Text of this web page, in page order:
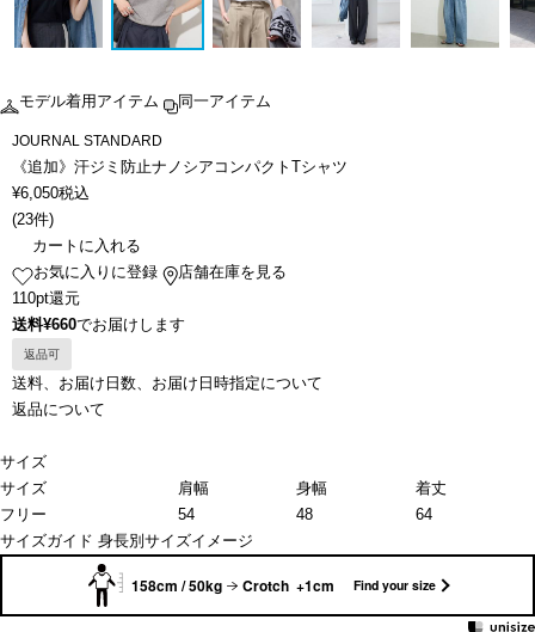
モデル着用アイテム 同一アイテム
JOURNAL STANDARD
《追加》汗ジミ防止ナノシアコンパクトTシャツ
¥6,050税込
(23件)
カートに入れる
お気に入りに登録
店舗在庫を見る
110pt還元
送料¥660でお届けします
返品可
送料、お届け日数、お届け日時指定について
返品について
サイズ
サイズ
肩幅 身幅
着丈
フリー
54 48
64
サイズガイド 身長別サイズイメージ
158cm / 50kg Crotch +1cm Find your size